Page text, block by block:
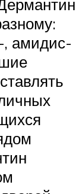
, амидис-